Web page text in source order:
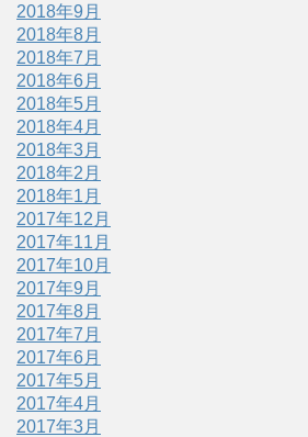
2018年9月
2018年8月
2018年7月
2018年6月
2018年5月
2018年4月
2018年3月
2018年2月
2018年1月
2017年12月
2017年11月
2017年10月
2017年9月
2017年8月
2017年7月
2017年6月
2017年5月
2017年4月
2017年3月